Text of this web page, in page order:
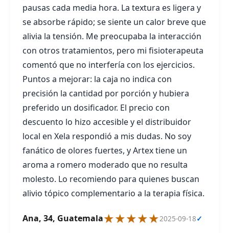
pausas cada media hora. La textura es ligera y
se absorbe rápido; se siente un calor breve que
alivia la tensión. Me preocupaba la interacción
con otros tratamientos, pero mi fisioterapeuta
comentó que no interfería con los ejercicios.
Puntos a mejorar: la caja no indica con
precisión la cantidad por porción y hubiera
preferido un dosificador. El precio con
descuento lo hizo accesible y el distribuidor
local en Xela respondió a mis dudas. No soy
fanático de olores fuertes, y Artex tiene un
aroma a romero moderado que no resulta
molesto. Lo recomiendo para quienes buscan
alivio tópico complementario a la terapia física.
Ana, 34, Guatemala★★★★★2025-09-18✓